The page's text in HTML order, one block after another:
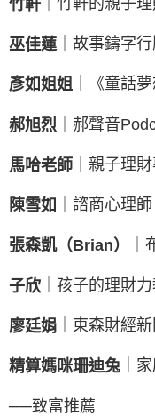
竹軒
巫佳蓮 ｜故事鑄字
彥如姐姐 ｜《童話
郝旭烈 ｜郝聲音
馬哈老師 ｜親子理
陳雪如 ｜諮商心理
張森凱（Brian）
子欣 ｜孩子的理財
廖廷娟 ｜東森財經
精算媽咪珊迪兔 ｜
──致富推薦